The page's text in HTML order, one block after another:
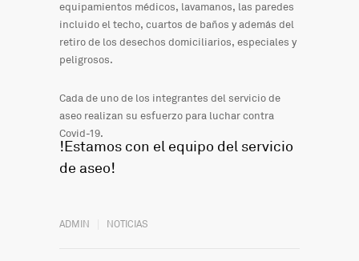
equipamientos médicos, lavamanos, las paredes
incluido el techo, cuartos de baños y además del
retiro de los desechos domiciliarios, especiales y
peligrosos.
Cada de uno de los integrantes del servicio de
aseo realizan su esfuerzo para luchar contra
Covid-19.
!Estamos con el equipo del servicio
de aseo!
ADMIN NOTICIAS